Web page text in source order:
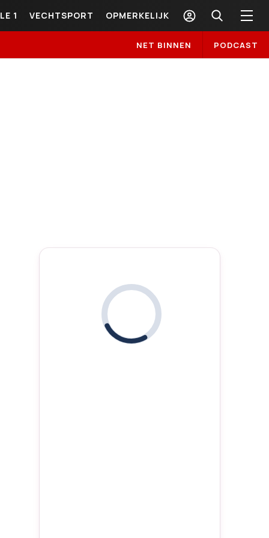
1 VECHTSPORT OPMERKELIJK
NET BINNEN PODCAST